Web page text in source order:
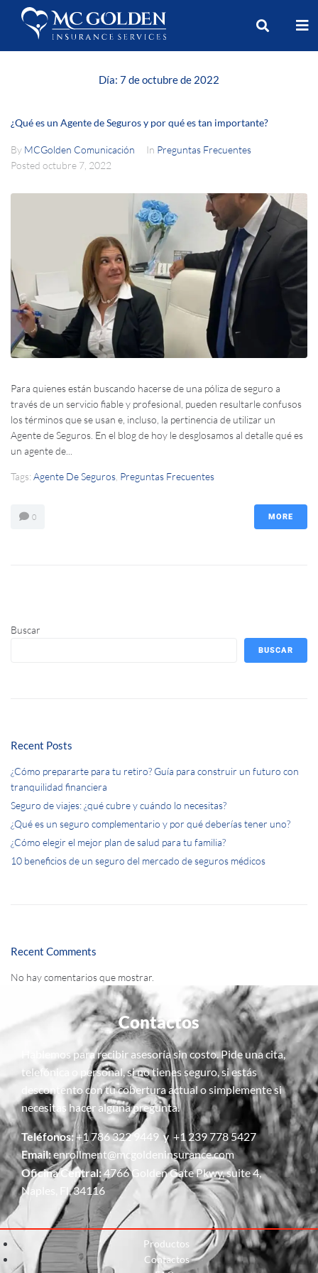
Día: 7 de octubre de 2022
¿Qué es un Agente de Seguros y por qué es tan importante?
By MCGolden Comunicación In Preguntas Frecuentes
Posted octubre 7, 2022
Para quienes están buscando hacerse de una póliza de seguro a
través de un servicio fiable y profesional, pueden resultarle confusos
los términos que se usan e, incluso, la pertinencia de utilizar un
Agente de Seguros. En el blog de hoy le desglosamos al detalle qué es
un agente de...
Tags: Agente De Seguros Preguntas Frecuentes
0 MORE
Buscar
BUSCAR
Recent Posts
¿Cómo prepararte para tu retiro? Guía para construir un futuro con
tranquilidad financiera
Seguro de viajes: ¿qué cubre y cuándo lo necesitas?
¿Qué es un seguro complementario y por qué deberías tener uno?
¿Cómo elegir el mejor plan de salud para tu familia?
10 beneficios de un seguro del mercado de seguros médicos
Recent Comments
No hay comentarios que mostrar.
Contactos
Hablemos para recibir asesoría sin costo. Pide una cita,
telefónica o personal, si no tienes seguro, si estás
descontento con tu cobertura actual o simplemente si
necesitas hacer alguna pregunta.
Teléfonos:+1 786 322 9449 y +1 239 778 5427
Email:enrollment@mcgoldeninsurance.com
Oficina Central:4766 Golden Gate Pkwy, suite 4,
Naples, Fl, 34116
Productos
Contactos